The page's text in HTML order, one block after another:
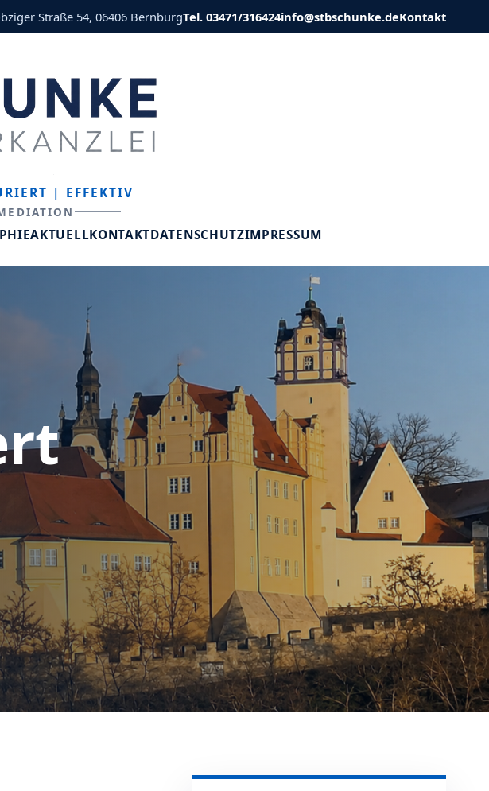
Straße 54, 06406 BernburgTel. 03471/316424info@stbschunke.deKontakt
| EFFEKTIV
AKTUELLKONTAKTDATENSCHUTZIMPRESSUM